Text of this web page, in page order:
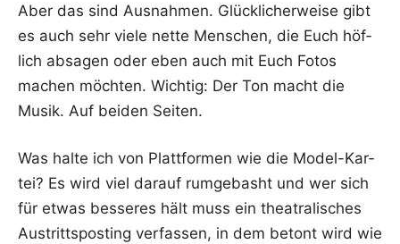
Aber das sind Aus­nah­men. Glück­li­cher­wei­se gibt
es auch sehr vie­le net­te Men­schen, die Euch höf­
lich absa­gen oder eben auch mit Euch Fotos
machen möch­ten. Wich­tig: Der Ton macht die
Musik. Auf bei­den Seiten.
Was hal­te ich von Platt­for­men wie die Model-Kar­
tei? Es wird viel dar­auf rum­ge­basht und wer sich
für etwas bes­se­res hält muss ein thea­tra­li­sches
Aus­tritts­pos­ting ver­fas­sen, in dem betont wird wie